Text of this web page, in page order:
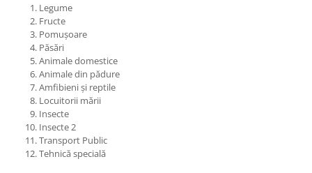
Legume
Fructe
Pomușoare
Păsări
Animale domestice
Animale din pădure
Amfibieni și reptile
Locuitorii mării
Insecte
Insecte 2
Transport Public
Tehnică specială